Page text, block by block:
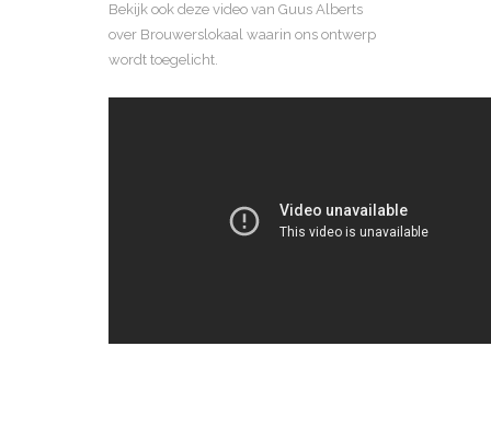
Bekijk ook deze video van Guus Alberts
over Brouwerslokaal waarin ons ontwerp
wordt toegelicht.